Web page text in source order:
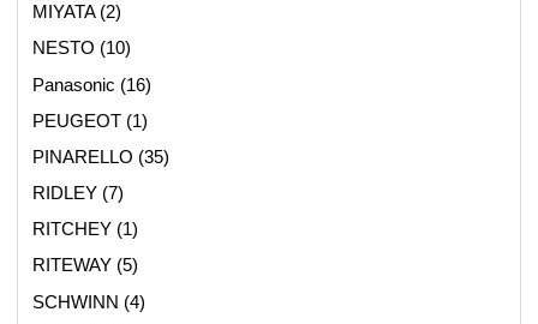
MIYATA(2)
NESTO (10)
Panasonic (16)
PEUGEOT(1)
PINARELLO (35)
RIDLEY(7)
RITCHEY(1)
RITEWAY(5)
SCHWINN (4)